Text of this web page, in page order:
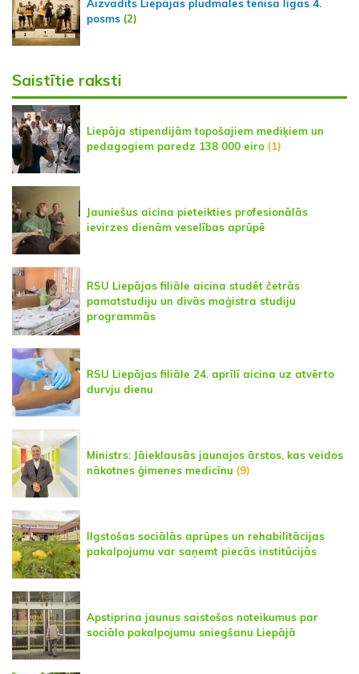
Aizvadīts Liepājas pludmales tenisa līgas 4.
posms (2)
Saistītie raksti
Liepāja stipendijām topošajiem mediķiem un
pedagogiem paredz 138 000 eiro (1)
Jauniešus aicina pieteikties profesionālās
ievirzes dienām veselības aprūpē
RSU Liepājas filiāle aicina studēt četrās
pamatstudiju un divās maģistra studiju
programmās
RSU Liepājas filiāle 24. aprīlī aicina uz atvērto
durvju dienu
Ministrs: Jāieklausās jaunajos ārstos, kas veidos
nākotnes ģimenes medicīnu (9)
Ilgstošas sociālās aprūpes un rehabilitācijas
pakalpojumu var saņemt piecās institūcijās
Apstiprina jaunus saistošos noteikumus par
sociālo pakalpojumu sniegšanu Liepājā